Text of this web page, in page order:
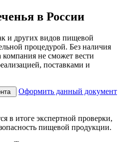
в России
и других видов пищевой
процедурой. Без наличия
компания не сможет вести
поставками и
Оформить данный документ
в итоге экспертной проверки,
пищевой продукции.